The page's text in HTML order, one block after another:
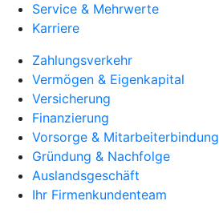
Service & Mehrwerte
Karriere
Zahlungsverkehr
Vermögen & Eigenkapital
Versicherung
Finanzierung
Vorsorge & Mitarbeiterbindung
Gründung & Nachfolge
Auslandsgeschäft
Ihr Firmenkundenteam